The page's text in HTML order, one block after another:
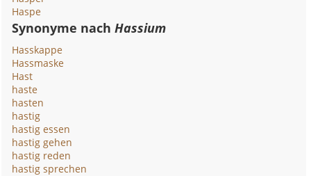
Haspe
Synonyme nachHassium
Hasskappe
Hassmaske
Hast
haste
hasten
hastig
hastig essen
hastig gehen
hastig reden
hastig sprechen